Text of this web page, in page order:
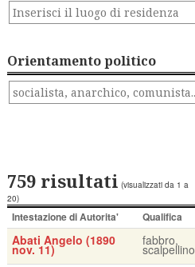
Orientamento politico
759 risultati (visualizzati da 1 a
20)
Intestazione di Autorita' Qualifica
Abati Angelo (1890
nov. 11)
fabbro,
scalpellino